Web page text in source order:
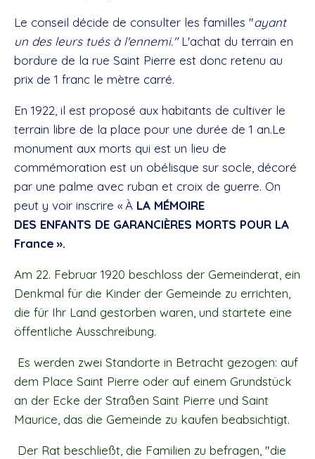
Le conseil décide de consulter les familles "ayant
un des leurs tués à l'ennemi."L'achat du terrain en
bordure de la rue Saint Pierre est donc retenu au
prix de 1 franc le mètre carré.
En 1922, il est proposé aux habitants de cultiver le
terrain libre de la place pour une durée de 1 an.Le
monument aux morts qui est un lieu de
commémoration est un obélisque sur socle, décoré
par une palme avec ruban et croix de guerre. On
peut y voir inscrire « À LA MÉMOIRE
DES ENFANTS DE GARANCIÈRES MORTS POUR LA
France ».
Am 22. Februar 1920 beschloss der Gemeinderat, ein
Denkmal für die Kinder der Gemeinde zu errichten,
die für Ihr Land gestorben waren, und startete eine
öffentliche Ausschreibung.
Es werden zwei Standorte in Betracht gezogen: auf
dem Place Saint Pierre oder auf einem Grundstück
an der Ecke der Straßen Saint Pierre und Saint
Maurice, das die Gemeinde zu kaufen beabsichtigt.
Der Rat beschließt, die Familien zu befragen, "die